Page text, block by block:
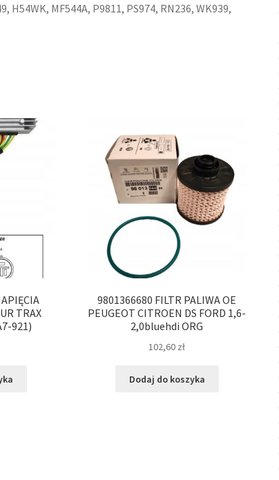
H54WK, MF544A, P9811, PS974, RN236, WK939,
TRAX
921)
9801366680 FILTR PALIWA OE
PEUGEOT CITROEN DS FORD 1,6-
2,0bluehdi ORG
102,60 zł
Dodaj do koszyka